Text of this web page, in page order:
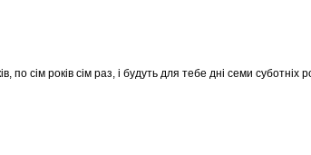
по сім років сім раз, і будуть для тебе дні семи суботніх